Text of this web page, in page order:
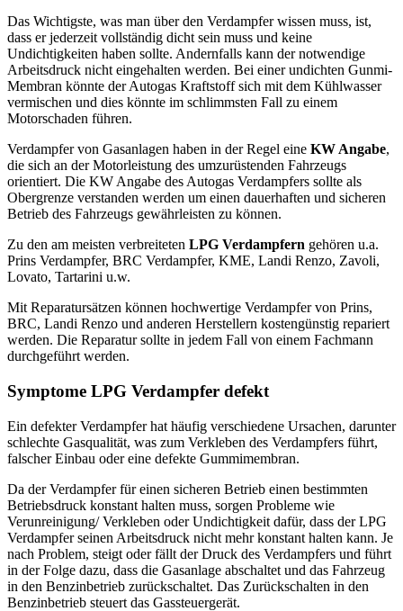
Das Wichtigste, was man über den Verdampfer wissen muss, ist,
dass er jederzeit vollständig dicht sein muss und keine
Undichtigkeiten haben sollte. Andernfalls kann der notwendige
Arbeitsdruck nicht eingehalten werden. Bei einer undichten Gunmi-
Membran könnte der Autogas Kraftstoff sich mit dem Kühlwasser
vermischen und dies könnte im schlimmsten Fall zu einem
Motorschaden führen.
Verdampfer von Gasanlagen haben in der Regel eine KW Angabe,
die sich an der Motorleistung des umzurüstenden Fahrzeugs
orientiert. Die KW Angabe des Autogas Verdampfers sollte als
Obergrenze verstanden werden um einen dauerhaften und sicheren
Betrieb des Fahrzeugs gewährleisten zu können.
Zu den am meisten verbreiteten LPG Verdampfern gehören u.a.
Prins Verdampfer, BRC Verdampfer, KME, Landi Renzo, Zavoli,
Lovato, Tartarini u.w.
Mit Reparatursätzen können hochwertige Verdampfer von Prins,
BRC, Landi Renzo und anderen Herstellern kostengünstig repariert
werden. Die Reparatur sollte in jedem Fall von einem Fachmann
durchgeführt werden.
Symptome LPG Verdampfer defekt
Ein defekter Verdampfer hat häufig verschiedene Ursachen, darunter
schlechte Gasqualität, was zum Verkleben des Verdampfers führt,
falscher Einbau oder eine defekte Gummimembran.
Da der Verdampfer für einen sicheren Betrieb einen bestimmten
Betriebsdruck konstant halten muss, sorgen Probleme wie
Verunreinigung/ Verkleben oder Undichtigkeit dafür, dass der LPG
Verdampfer seinen Arbeitsdruck nicht mehr konstant halten kann. Je
nach Problem, steigt oder fällt der Druck des Verdampfers und führt
in der Folge dazu, dass die Gasanlage abschaltet und das Fahrzeug
in den Benzinbetrieb zurückschaltet. Das Zurückschalten in den
Benzinbetrieb steuert das Gassteuergerät.